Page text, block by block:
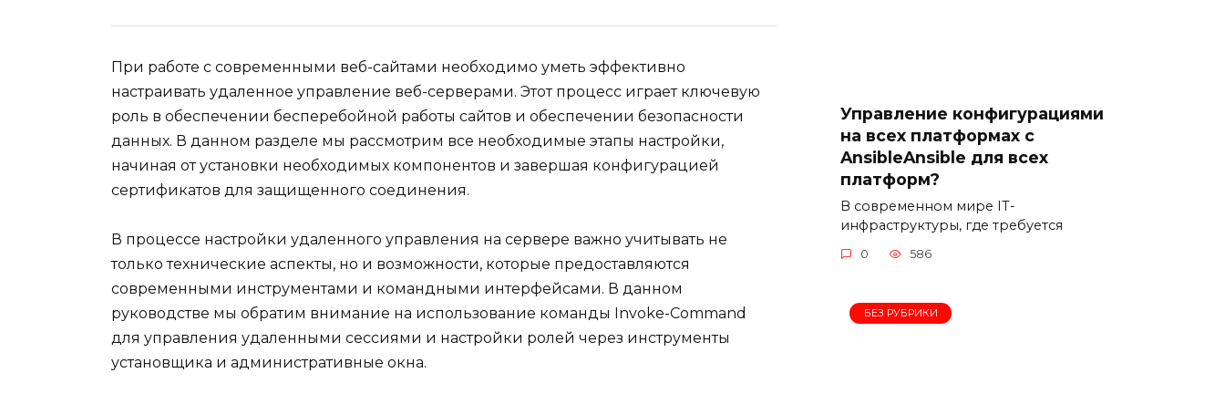
При работе с современными веб-сайтами необходимо уметь эффективно
настраивать удаленное управление веб-серверами. Этот процесс играет ключевую
роль в обеспечении бесперебойной работы сайтов и обеспечении безопасности
данных. В данном разделе мы рассмотрим все необходимые этапы настройки,
начиная от установки необходимых компонентов и завершая конфигурацией
сертификатов для защищенного соединения.
В процессе настройки удаленного управления на сервере важно учитывать не
только технические аспекты, но и возможности, которые предоставляются
современными инструментами и командными интерфейсами. В данном
руководстве мы обратим внимание на использование команды Invoke-Command
для управления удаленными сессиями и настройки ролей через инструменты
установщика и административные окна.
Управление конфигурациями
на всех платформах с
AnsibleAnsible для всех
платформ?
В современном мире IT-
инфраструктуры, где требуется
0 586
БЕЗ РУБРИКИ